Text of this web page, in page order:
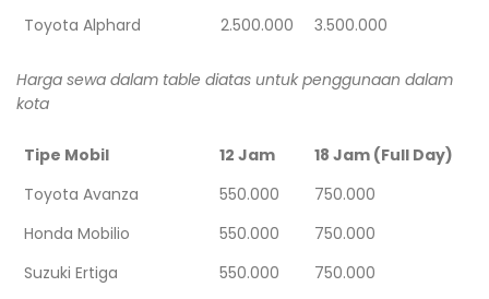
Toyota Alphard
2.500.000 3.500.000
Harga sewa dalam table diatas untuk penggunaan dalam
kota
Tipe Mobil 12 Jam
18 Jam (Full Day)
Toyota Avanza
550.000
750.000
Honda Mobilio
550.000
750.000
Suzuki Ertiga
550.000
750.000